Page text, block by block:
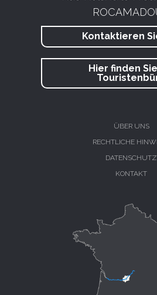
Kontaktieren
Hier finden
ÜBER UNS
RECHTLICHE
DATENSCHUTZ
KONTAKT